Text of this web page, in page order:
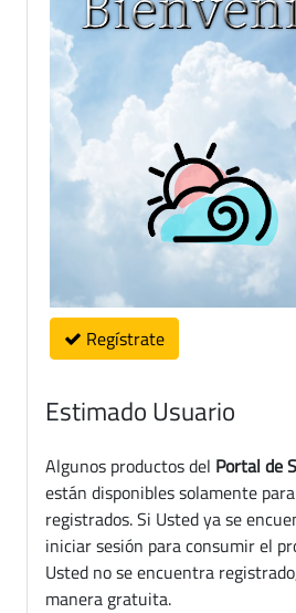
Regístrate
Estimado Usuario
Algunos productos del Portal de
están disponibles solamente
registrados. Si Usted ya se
iniciar sesión para consumir el
Usted no se encuentra
manera gratuita.